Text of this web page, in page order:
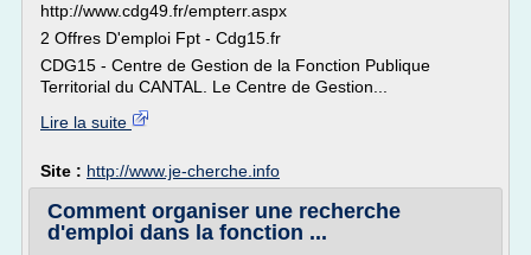
http://www.cdg49.fr/empterr.aspx
2 Offres D'emploi Fpt - Cdg15.fr
CDG15 - Centre de Gestion de la Fonction Publique
Territorial du CANTAL. Le Centre de Gestion...
Lire la suite
Site : http://www.je-cherche.info
Comment organiser une recherche
d'emploi dans la fonction ...